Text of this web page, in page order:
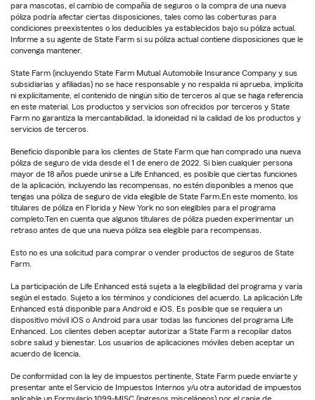
para mascotas, el cambio de compañía de seguros o la compra de una nueva
póliza podría afectar ciertas disposiciones, tales como las coberturas para
condiciones preexistentes o los deducibles ya establecidos bajo su póliza actual.
Informe a su agente de State Farm si su póliza actual contiene disposiciones que le
convenga mantener.
State Farm (incluyendo State Farm Mutual Automobile Insurance Company y sus
subsidiarias y afiliadas) no se hace responsable y no respalda ni aprueba, implícita
ni explícitamente, el contenido de ningún sitio de terceros al que se haga referencia
en este material. Los productos y servicios son ofrecidos por terceros y State
Farm no garantiza la mercantabilidad, la idoneidad ni la calidad de los productos y
servicios de terceros.
Beneficio disponible para los clientes de State Farm que han comprado una nueva
póliza de seguro de vida desde el 1 de enero de 2022. Si bien cualquier persona
mayor de 18 años puede unirse a Life Enhanced, es posible que ciertas funciones
de la aplicación, incluyendo las recompensas, no estén disponibles a menos que
tengas una póliza de seguro de vida elegible de State Farm.En este momento, los
titulares de póliza en Florida y New York no son elegibles para el programa
completo.Ten en cuenta que algunos titulares de póliza pueden experimentar un
retraso antes de que una nueva póliza sea elegible para recompensas.
Esto no es una solicitud para comprar o vender productos de seguros de State
Farm.
La participación de Life Enhanced está sujeta a la elegibilidad del programa y varía
según el estado. Sujeto a los términos y condiciones del acuerdo. La aplicación Life
Enhanced está disponible para Android e iOS. Es posible que se requiera un
dispositivo móvil iOS o Android para usar todas las funciones del programa Life
Enhanced. Los clientes deben aceptar autorizar a State Farm a recopilar datos
sobre salud y bienestar. Los usuarios de aplicaciones móviles deben aceptar un
acuerdo de licencia.
De conformidad con la ley de impuestos pertinente, State Farm puede enviarte y
presentar ante el Servicio de Impuestos Internos y/u otra autoridad de impuestos